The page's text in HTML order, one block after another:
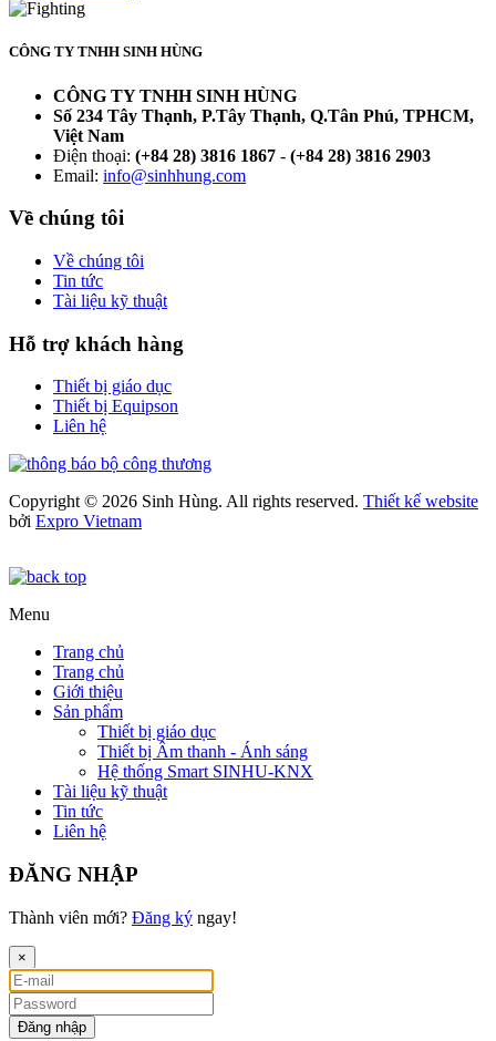
CÔNG TY TNHH SINH HÙNG
CÔNG TY TNHH SINH HÙNG
Số 234 Tây Thạnh, P.Tây Thạnh, Q.Tân Phú, TPHCM,
Việt Nam
Điện thoại: (+84 28) 3816 1867 - (+84 28) 3816 2903
Email: info@sinhhung.com
Về chúng tôi
Về chúng tôi
Tin tức
Tài liệu kỹ thuật
Hỗ trợ khách hàng
Thiết bị giáo dục
Thiết bị Equipson
Liên hệ
Copyright © 2026 Sinh Hùng. All rights reserved. Thiết kế website
bởi Expro Vietnam
Menu
Trang chủ
Trang chủ
Giới thiệu
Sản phẩm
Thiết bị giáo dục
Thiết bị Âm thanh - Ánh sáng
Hệ thống Smart SINHU-KNX
Tài liệu kỹ thuật
Tin tức
Liên hệ
ĐĂNG NHẬP
Thành viên mới? Đăng ký ngay!
×
Đăng nhập